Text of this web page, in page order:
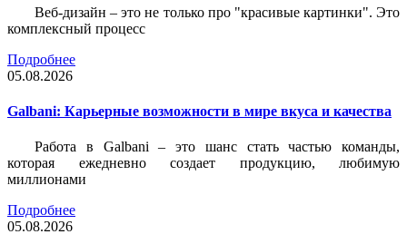
Веб-дизайн – это не только про "красивые картинки". Это
комплексный процесс
Подробнее
05.08.2026
Galbani: Карьерные возможности в мире вкуса и качества
Работа в Galbani – это шанс стать частью команды,
которая ежедневно создает продукцию, любимую
миллионами
Подробнее
05.08.2026